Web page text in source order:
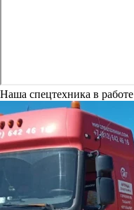
Наша спецтехника в работе